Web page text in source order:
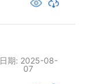
日期: 2025-08-
07